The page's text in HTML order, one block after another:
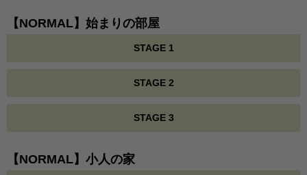
【NORMAL】始まりの部屋
STAGE 1
STAGE 2
STAGE 3
【NORMAL】小人の家